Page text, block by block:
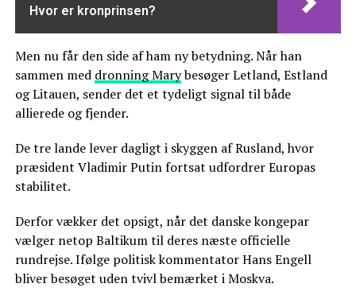
Hvor er kronprinsen?
Men nu får den side af ham ny betydning. Når han
sammen med dronning Marybesøger Letland, Estland
og Litauen, sender det et tydeligt signal til både
allierede og fjender.
De tre lande lever dagligt i skyggen af Rusland, hvor
præsident Vladimir Putin fortsat udfordrer Europas
stabilitet.
Derfor vækker det opsigt, når det danske kongepar
vælger netop Baltikum til deres næste officielle
rundrejse. Ifølge politisk kommentator Hans Engell
bliver besøget uden tvivl bemærket i Moskva.